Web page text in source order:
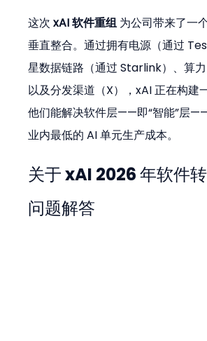
这次 xAI 软件重组 为公司带来了一
垂直整合。通过拥有电源（通过
星数据链路（通过 Starlink）、算力
以及分发渠道（X），xAI 正在构建
他们能解决软件层——即“智能”层
业内最低的 AI 单元生产成本。
关于 xAI 2026 年软件
问题解答